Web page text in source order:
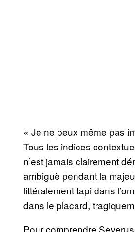
« Je ne peux même pas
Tous les indices
n’est jamais clairement
ambiguë pendant la
littéralement tapi dans
dans le placard,
Pour comprendre